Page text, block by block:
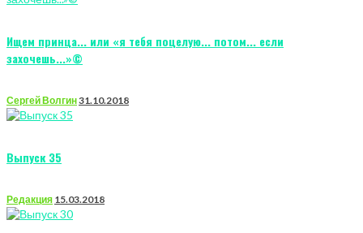
Ищем принца... или «я тебя поцелую... потом... если
захочешь...»©
Сергей Волгин31.10.2018
Выпуск 35
Редакция 15.03.2018